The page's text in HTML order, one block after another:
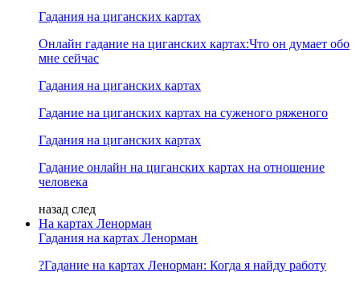
Гадания на циганских картах
Онлайн гадание на циганских картах:Что он думает обо
мне сейчас
Гадания на циганских картах
Гадание на циганских картах на суженого ряженого
Гадания на циганских картах
Гадание онлайн на циганских картах на отношение
человека
назад след
На картах Ленорман
Гадания на картах Ленорман
?Гадание на картах Ленорман: Когда я найду работу